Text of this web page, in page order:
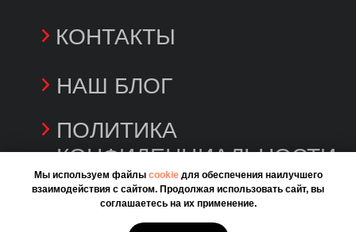
Мы используем файлы cookieдля обеспечения наилучшего
взаимодействия с сайтом. Продолжая использовать сайт, вы
соглашаетесь на их применение.